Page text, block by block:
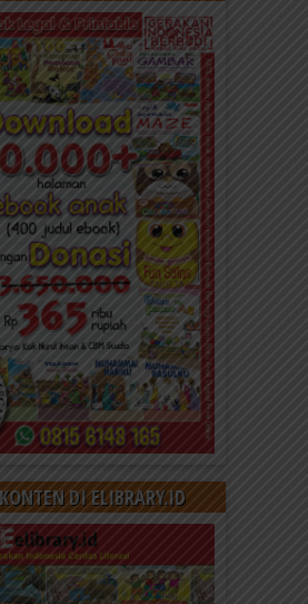
Elibrary.id
Sahabat elibrary.id Kekalkan
donasi, sedekah jariyah, dan infak
Gerakan...
Anak Muslim 2023:
DI ELIBRARY.ID